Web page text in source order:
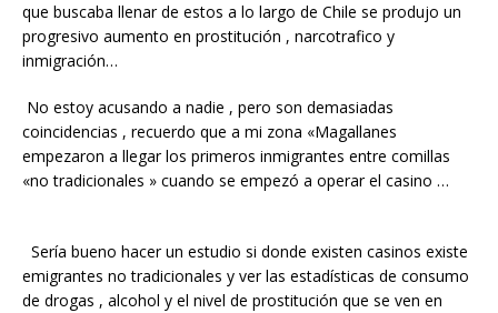
que buscaba llenar de estos a lo largo de Chile se produjo un
progresivo aumento en prostitución , narcotrafico y
inmigración…
No estoy acusando a nadie , pero son demasiadas
coincidencias , recuerdo que a mi zona «Magallanes
empezaron a llegar los primeros inmigrantes entre comillas
«no tradicionales » cuando se empezó a operar el casino …
Sería bueno hacer un estudio si donde existen casinos existe
emigrantes no tradicionales y ver las estadísticas de consumo
de drogas , alcohol y el nivel de prostitución que se ven en